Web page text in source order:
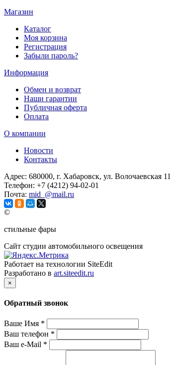
Магазин
Каталог
Моя корзина
Регистрация
Забыли пароль?
Информация
Обмен и возврат
Наши гарантии
Публичная оферта
Оплата
О компании
Новости
Контакты
Адрес: 680000, г. Хабаровск, ул. Волочаевская 11
Телефон: +7 (4212) 94-02-01
Почта: mid_@mail.ru
©
стильные фары
Сайт студии автомобильного освещения
Работает на технологии SiteEdit
Разработано в art.siteedit.ru
×
Обратный звонок
Ваше Имя *
Ваш телефон *
Ваш e-Mail *